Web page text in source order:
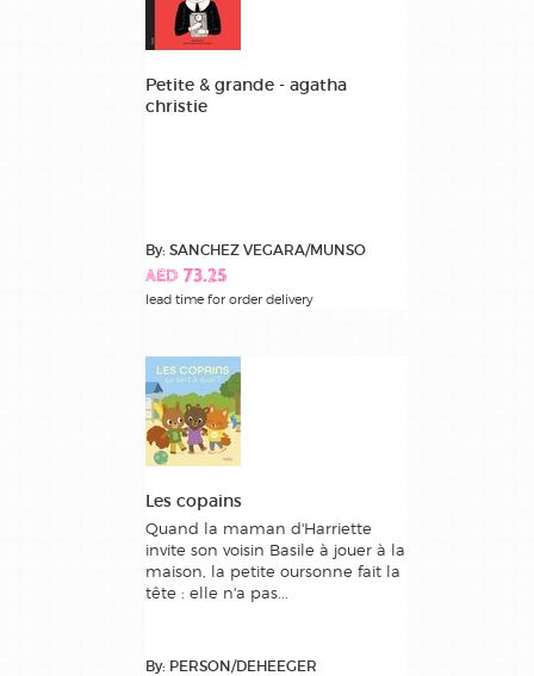
Petite & grande - agatha
christie
By: SANCHEZ VEGARA/MUNSO
AED 73.25
lead time for order delivery
Les copains
Quand la maman d'Harriette
invite son voisin Basile à jouer à la
maison, la petite oursonne fait la
tête : elle n'a pas...
By: PERSON/DEHEEGER